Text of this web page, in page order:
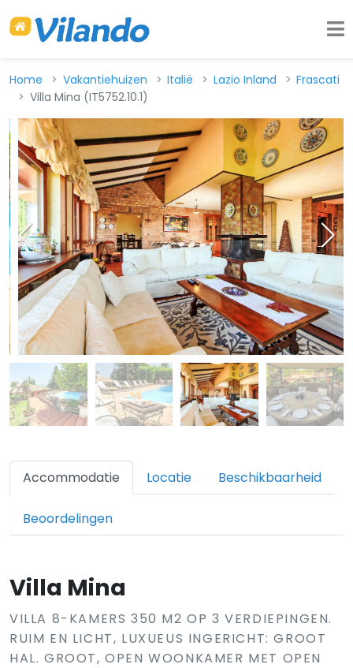
Home Vakantiehuizen Italië Lazio Inland
Frascati
Villa Mina (IT5752.10.1)
Accommodatie Locatie Beschikbaarheid
Beoordelingen
Villa Mina
VILLA 8-KAMERS 350 M2 OP 3 VERDIEPINGEN.
RUIM EN LICHT, LUXUEUS INGERICHT: GROOT
HAL. GROOT, OPEN WOONKAMER MET OPEN